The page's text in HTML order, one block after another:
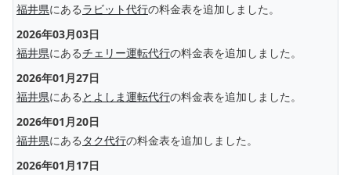
福井県にあるラビット代行の料金表を追加しました。
2026年03月03日
福井県にあるチェリー運転代行の料金表を追加しました。
2026年01月27日
福井県にある とよしま運転代行の料金表を追加しました。
2026年01月20日
福井県にある タク代行の料金表を追加しました。
2026年01月17日